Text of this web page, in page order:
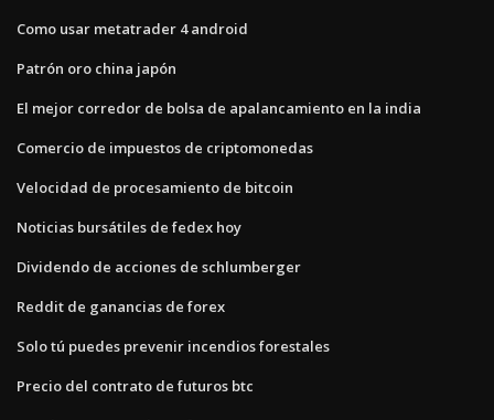
Como usar metatrader 4 android
Patrón oro china japón
El mejor corredor de bolsa de apalancamiento en la india
Comercio de impuestos de criptomonedas
Velocidad de procesamiento de bitcoin
Noticias bursátiles de fedex hoy
Dividendo de acciones de schlumberger
Reddit de ganancias de forex
Solo tú puedes prevenir incendios forestales
Precio del contrato de futuros btc